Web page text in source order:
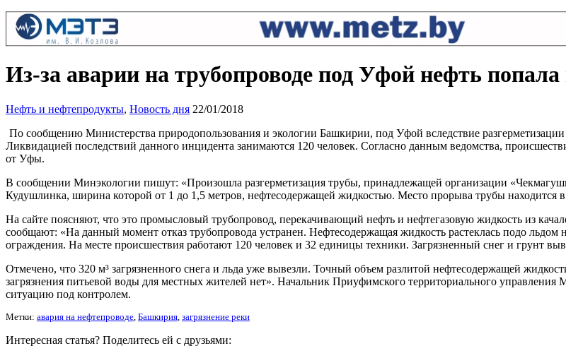
Из-за аварии на трубопроводе под Уфой нефть попала
Нефть и нефтепродукты, Новость дня 22/01/2018
По сообщению Министерства природопользования и экологии Башкирии, под Уфой вследствие
Ликвидацией последствий данного инцидента занимаются 120 человек. Согласно данным ведомства,
от Уфы.
В сообщении Минэкологии пишут: «Произошла разгерметизация трубы, принадлежащей организации
Кудушлинка, ширина которой от 1 до 1,5 метров, нефтесодержащей жидкостью. Место прорыва трубы находится в
На сайте поясняют, что это промысловый трубопровод, перекачивающий нефть и нефтегазовую жидкость из
сообщают: «На данный момент отказ трубопровода устранен. Нефтесодержащая жидкость растеклась подо льдом
ограждения. На месте происшествия работают 120 человек и 32 единицы техники. Загрязненный снег и грунт
Отмечено, что 320 м³ загрязненного снега и льда уже вывезли. Точный объем разлитой нефтесодержащей
загрязнения питьевой воды для местных жителей нет». Начальник Приуфимского территориального
ситуацию под контролем.
Метки: авария на нефтепроводе, Башкирия, загрязнение реки
Интересная статья? Поделитесь ей с друзьями: